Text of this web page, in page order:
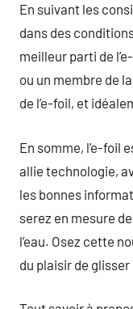
En suivant les
dans des
meilleur parti de
ou un membre de
de l’e-foil, et
En somme, l’e-foil
allie technologie,
les bonnes
serez en mesure
l’eau. Osez cette
du plaisir de glisser